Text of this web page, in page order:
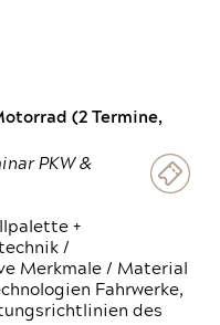
(2 Termine,
PKW &
+
/
Merkmale / Material
Fahrwerke,
des